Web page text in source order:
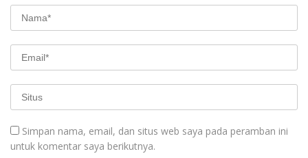
Simpan nama, email, dan situs web saya pada peramban ini
untuk komentar saya berikutnya.